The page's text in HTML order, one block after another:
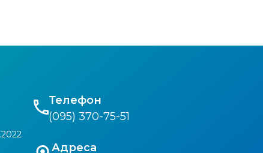
Телефон
(095) 370-75-51
Адреса